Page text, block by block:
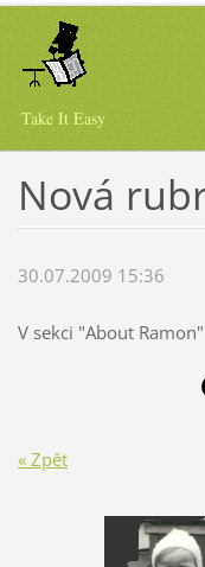
Take It Easy
Nová
30.07.2009 15:36
V sekci "About
« Zpět